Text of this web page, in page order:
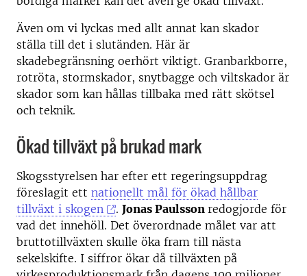
Även om vi lyckas med allt annat kan skador
ställa till det i slutänden. Här är
skadebegränsning oerhört viktigt. Granbarkborre,
rotröta, stormskador, snytbagge och viltskador är
skador som kan hållas tillbaka med rätt skötsel
och teknik.
Ökad tillväxt på brukad mark
Skogsstyrelsen har efter ett regeringsuppdrag
föreslagit ett nationellt mål för ökad hållbar
tillväxt i skogen
.Jonas Paulssonredogjorde för
vad det innehöll. Det överordnade målet var att
bruttotillväxten skulle öka fram till nästa
sekelskifte. I siffror ökar då tillväxten på